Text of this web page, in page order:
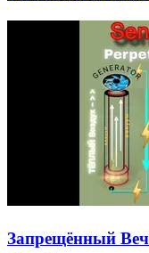
Запрещённый